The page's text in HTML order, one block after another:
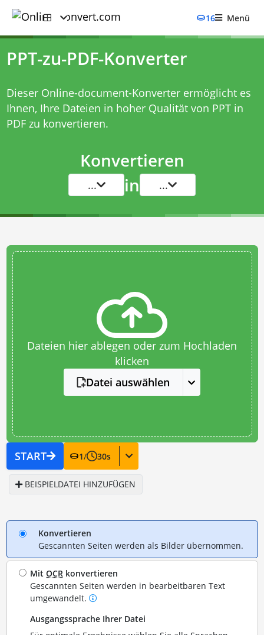
16 Menü
PPT-zu-PDF-Konverter
Dieser Online-document-Konverter ermöglicht es
Ihnen, Ihre Dateien in hoher Qualität von PPT in
PDF zu konvertieren.
Konvertieren
... in ...
Dateien hier ablegen oder zum Hochladen
klicken
Datei auswählen
START 1/ 30s
BEISPIELDATEI HINZUFÜGEN
Konvertieren
Gescannten Seiten werden als Bilder übernommen.
MitOCR konvertieren
Gescannten Seiten werden in bearbeitbaren Text
umgewandelt.
Ausgangssprache Ihrer Datei